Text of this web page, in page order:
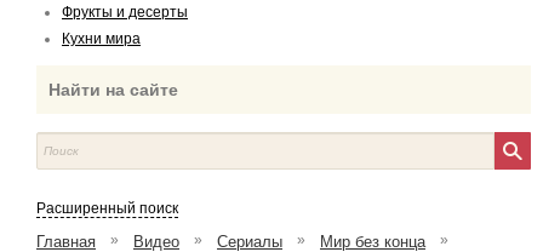
Фрукты и десерты
Кухни мира
Найти на сайте
Расширенный поиск
Главная » Видео » Сериалы » Мир без конца
»